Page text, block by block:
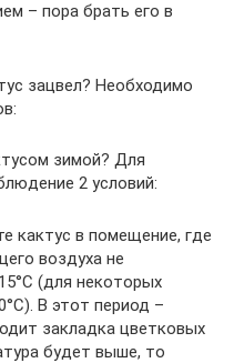
– пора брать его в
зацвел? Необходимо
зимой? Для
2 условий:
кактус в помещение, где
воздуха не
(для некоторых
В этот период –
закладка цветковых
будет выше, то